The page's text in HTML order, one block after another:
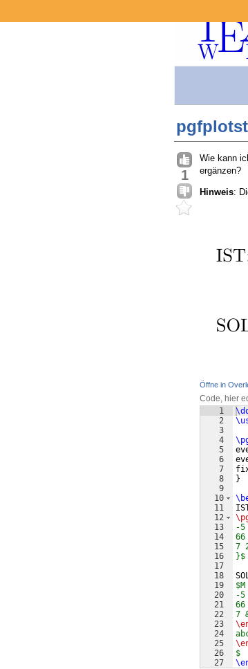
1
Wie kann
ergänzen?
Hinweis:
Öffne in
Code, hier
1
2
3
4
5
6
7
8
9
10
11
12
13
14
15
16
17
18
19
20
21
22
23
24
25
26
27
}
-5
7
}$
-5
7
$